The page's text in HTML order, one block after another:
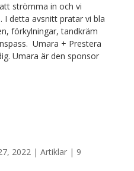
strömma in och vi
detta avsnitt pratar vi bla
förkylningar, tandkräm
Umara + Prestera
Umara är den sponsor
2022| Artiklar| 9